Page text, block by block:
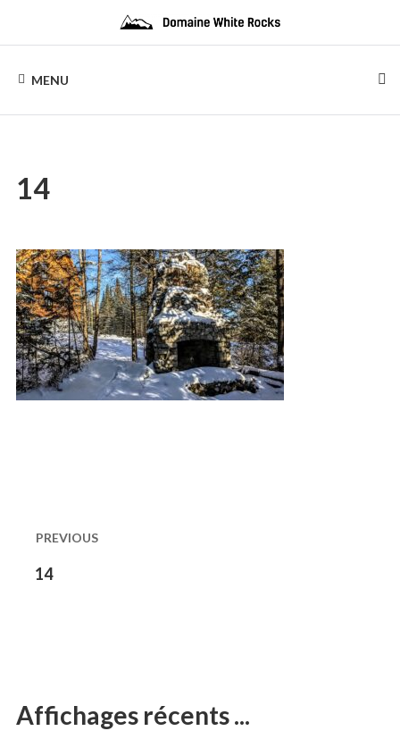
content
WHITE
ROCKS
de
Chalets
bois
MENU
14
dans
les
PREVIOUS
Previous
14
Affichages récents ...